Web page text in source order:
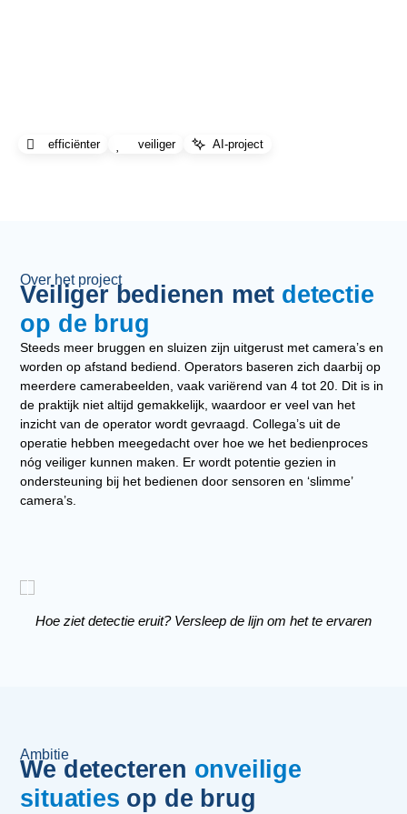
bedienen van de brug
efficiënter veiliger AI-project
Over het project
Veiliger bedienen met detectie
op de brug
Steeds meer bruggen en sluizen zijn uitgerust met camera’s en
worden op afstand bediend. Operators baseren zich daarbij op
meerdere camerabeelden, vaak variërend van 4 tot 20. Dit is in
de praktijk niet altijd gemakkelijk, waardoor er veel van het
inzicht van de operator wordt gevraagd. Collega’s uit de
operatie hebben meegedacht over hoe we het bedienproces
nóg veiliger kunnen maken. Er wordt potentie gezien in
ondersteuning bij het bedienen door sensoren en ‘slimme’
camera’s.
Hoe ziet detectie eruit? Versleep de lijn om het te ervaren
Ambitie
We detecteren onveilige
situaties op de brug